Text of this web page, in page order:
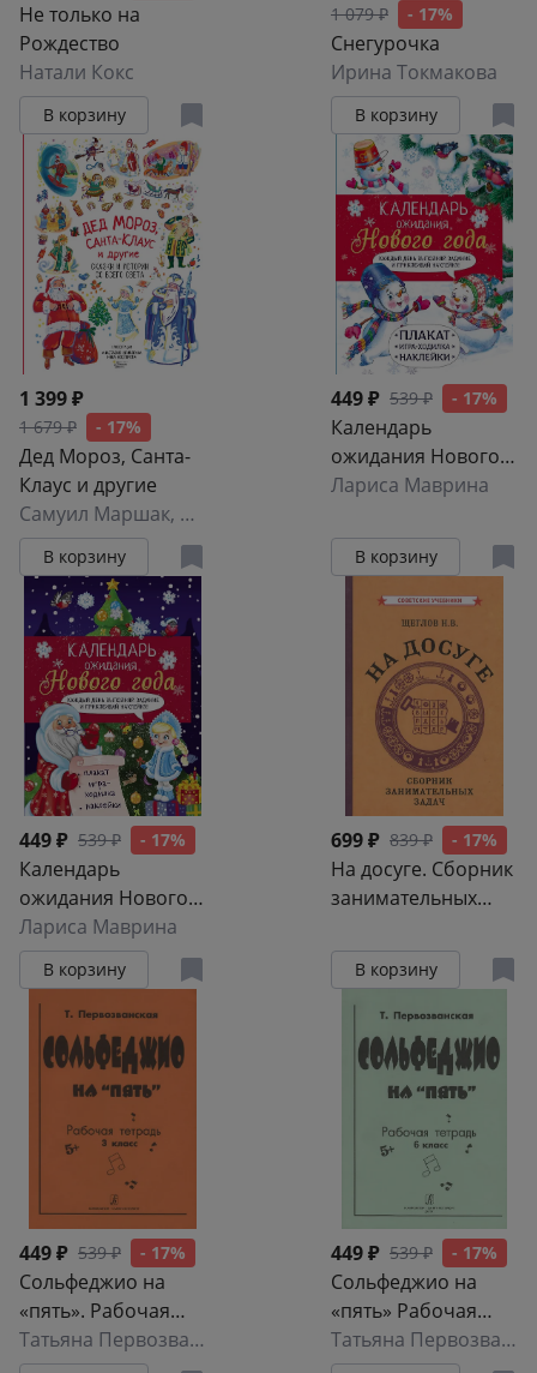
Не только на
Рождество
Натали Кокс
В корзину
1 079 ₽ - 17%
Снегурочка
Ирина Токмакова
В корзину
1 399 ₽
1 679 ₽ - 17%
Дед Мороз, Санта-
Клаус и другие
Самуил Маршак, Владимир Одоевский
В корзину
449 ₽ 539 ₽ - 17%
Календарь
ожидания Нового
года. Выпуск 4.
снеговик
Лариса Маврина
В корзину
449 ₽ 539 ₽ - 17%
Календарь
ожидания Нового
года. Выпуск 2.
Ёлочка
Лариса Маврина
В корзину
699 ₽ 839 ₽ - 17%
На досуге. Сборник
занимательных
В корзину
449 ₽ 539 ₽ - 17%
Сольфеджио на
«пять». Рабочая
тетрадь. 3-й кл.
Татьяна Первозванская
449 ₽ 539 ₽ - 17%
Сольфеджио на
«пять» Рабочая
тетрадь 6 класс
Татьяна Первозванская